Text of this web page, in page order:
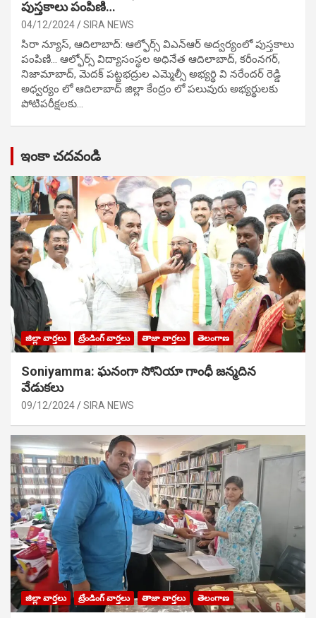
పుస్తకాలు పంపిణి…
04/12/2024 SIRA NEWS
సిరా న్యూస్, ఆదిలాబాద్: ఆల్ఫోర్స్ విఎన్ఆర్ అద్వర్యంలో పుస్తకాలు
పంపిణి… ఆల్ఫోర్స్ విద్యాసంస్థల అధినేత ఆదిలాబాద్, కరీంనగర్,
నిజామాబాద్, మెదక్ పట్టభద్రుల ఎమ్మెల్సీ అభ్యర్థి వి నరేందర్ రెడ్డి
అధ్వర్యం లో ఆదిలాబాద్ జిల్లా కేంద్రం లో పలువురు అభ్యర్థులకు
పోటిప‌రీక్ష‌ల‌కు…
ఇంకా చదవండి
జిల్లా వార్తలు ట్రేండింగ్ వార్తలు తాజా వార్తలు తెలంగాణ
Soniyamma: ఘ‌నంగా సోనియా గాంధీ జ‌న్మ‌దిన
వేడుక‌లు
09/12/2024 SIRA NEWS
జిల్లా వార్తలు ట్రేండింగ్ వార్తలు తాజా వార్తలు తెలంగాణ